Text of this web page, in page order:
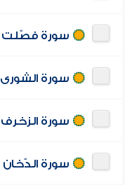
سورة فصّلت
سورة الشورى
سورة الزخرف
سورة الدّخان